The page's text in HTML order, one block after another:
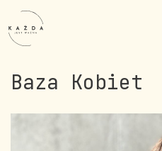
Baza Kobiet